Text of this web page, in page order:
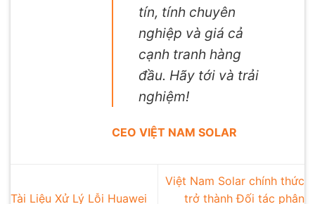
tín, tính chuyên
nghiệp và giá cả
cạnh tranh hàng
đầu. Hãy tới và trải
nghiệm!
CEO VIỆT NAM SOLAR
Tài Liệu Xử Lý Lỗi Huawei
Việt Nam Solar chính thức
trở thành Đối tác phân